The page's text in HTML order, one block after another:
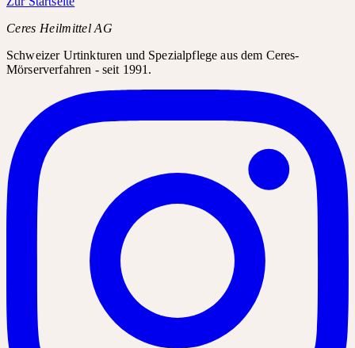
Ceres Heilmittel AG
Schweizer Urtinkturen und Spezialpflege aus dem Ceres-
Mörserverfahren - seit 1991.